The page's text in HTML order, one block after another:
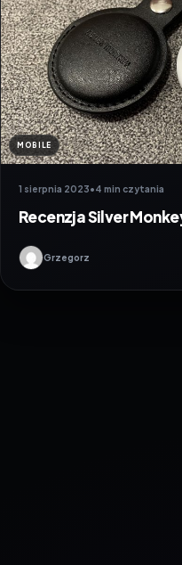
MOBILE
1 sierpnia 2023•4 min czytania
Recenzja Silver
Grzegorz